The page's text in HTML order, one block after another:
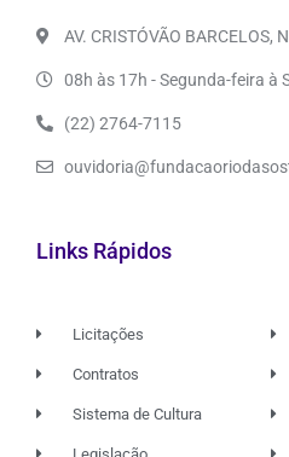
AV. CRISTÓVÃO BARCELOS,
08h às 17h - Segunda-feira à
(22) 2764-7115
Links Rápidos
Licitações
Contratos
Sistema de Cultura